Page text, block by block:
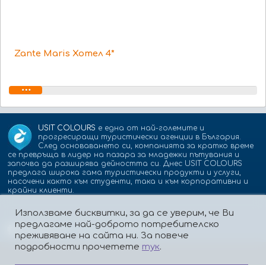
Zante Maris Хотел 4*
USIT COLOURS е една от най-големите и
прогресиращи туристически агенции в България.
След основаването си, компанията за кратко време
се превръща в лидер на пазара за младежки пътувания и
започва да разширява дейността си. Днес USIT COLOURS
предлага широка гама туристически продукти и услуги,
насочени както към студенти, така и към корпоративни и
крайни клиенти.
Партньори: isic.bg dskbank.bg
Използваме бисквитки, за да се уверим, че Ви
предлагаме най-доброто потребителско
преживяване на сайта ни. За повече
подробности прочетете тук.